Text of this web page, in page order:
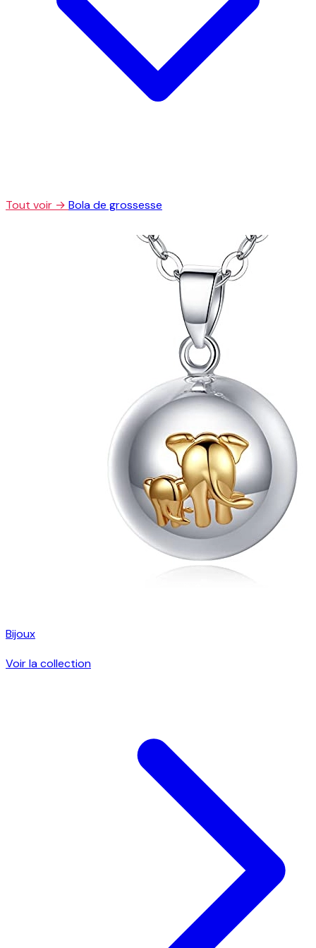
Tout voir → Bola de grossesse
Bijoux
Voir la collection